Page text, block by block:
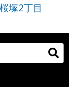
塚2丁目